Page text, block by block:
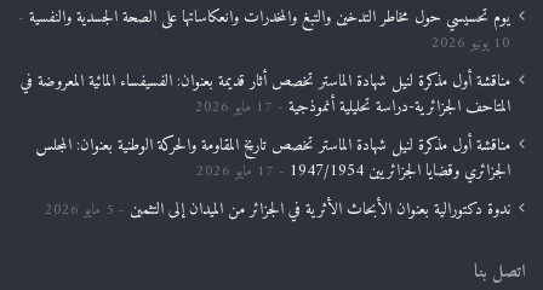
يوم تحسيسي حول مخاطر التدخين والتبغ والمخدرات وانعكاساتها على الصحة الجسدية والنفسية
10 يونيو 2026
مناقشة أول مذكرة لنيل شهادة الماستر تخصص أثار قديمة بعنوان: الفسيفساء المائية المعروضة في
المتاحف الجزائرية-دراسة تحليلية أنموذجية
17 مايو 2026
مناقشة أول مذكرة لنيل شهادة الماستر تخصص تاريخ المقاومة والحركة الوطنية بعنوان: المجلس
الجزائري وقضايا الجزائريين 1947/1954
17 مايو 2026
ندوة دكتورالية بعنوان الأبحاث الأثرية في الجزائر من الميدان إلى التثمين 5 مايو 2026
اتصل بنا